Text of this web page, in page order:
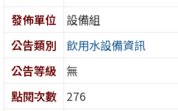
發佈單位
設備組
公告類別
飲用水設備資訊
公告等級
無
點閱次數
276